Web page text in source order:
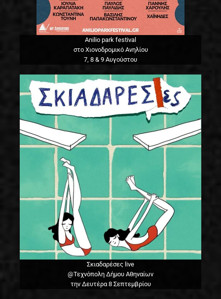
Anilio park festival
στο Χιονοδρομικό Ανηλίου
7, 8 & 9 Αυγούστου
Σκιαδαρέσες live
@Τεχνόπολη Δήμου Αθηναίων
την Δευτέρα 8 Σεπτεμβρίου